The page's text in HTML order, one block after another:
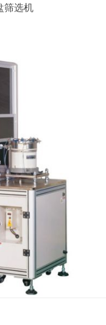
筛选机
筛选机